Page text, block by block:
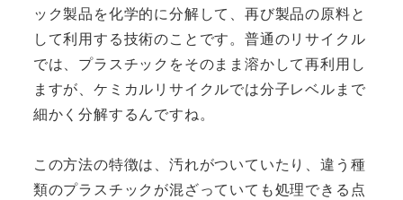
ック製品を化学的に分解して、再び製品の原料と
して利用する技術のことです。普通のリサイクル
では、プラスチックをそのまま溶かして再利用し
ますが、ケミカルリサイクルでは分子レベルまで
細かく分解するんですね。
この方法の特徴は、汚れがついていたり、違う種
類のプラスチックが混ざっていても処理できる点